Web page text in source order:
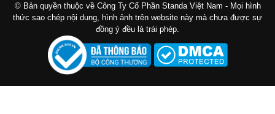
© Bản quyền thuộc về Công Ty Cổ Phần Standa Việt Nam - Mọi hình
thức sao chép nội dung, hình ảnh trên website này mà chưa được sự
đồng ý đều là trái phép.